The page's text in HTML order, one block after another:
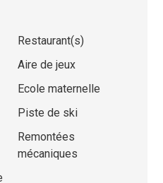
Restaurant(s)
Aire de jeux
Ecole maternelle
Piste de ski
Remontées
mécaniques